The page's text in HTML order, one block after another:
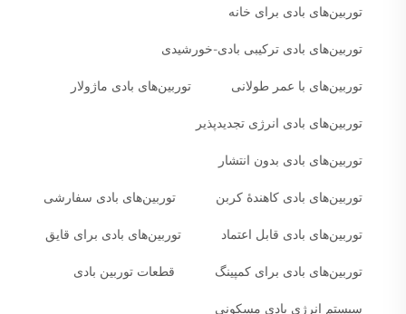
توربین‌های بادی برای خانه
توربین‌های بادی ترکیبی بادی-خورشیدی
توربین‌های با عمر طولانی توربین‌های بادی ماژولار
توربین‌های بادی انرژی تجدیدپذیر
توربین‌های بادی بدون انتشار
توربین‌های بادی کاهندهٔ کربن توربین‌های بادی سفارشی
توربین‌های بادی قابل اعتماد توربین‌های بادی برای قایق
توربین‌های بادی برای کمپینگ قطعات توربین بادی
سیستم انرژی بادی مسکونی